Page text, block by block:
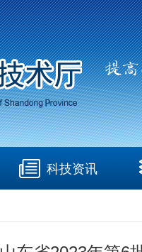
科技资讯